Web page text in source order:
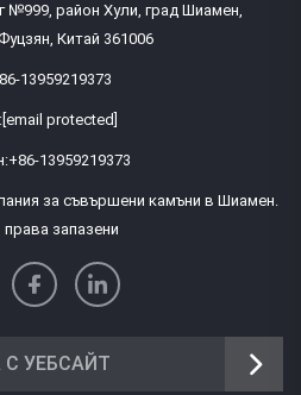
№999, район Хули, град Шиамен,
Китай 361006
13959219373
[email protected]
+86-13959219373
за съвършени камъни в Шиамен.
права запазени
С УЕБСАЙТ